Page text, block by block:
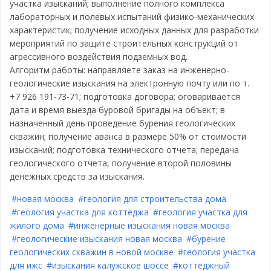
участка изысканий; выполнение полного комплекса
лабораторных и полевых испытаний физико-механических
характеристик; получение исходных данных для разработки
мероприятий по защите строительных конструкций от
агрессивного воздействия подземных вод.
Алгоритм работы: направляете заказ на инженерно-
геологические изыскания на электронную почту или по т.
+7 926 191-73-71; подготовка договора; оговаривается
дата и время выезда буровой бригады на объект; в
назначенный день проведение бурения геологических
скважин; получение аванса в размере 50% от стоимости
изысканий; подготовка технического отчета; передача
геологического отчета, получение второй половины
денежных средств за изыскания.
#новая москва #геология для строительства дома
#геология участка для коттеджа #геология участка для
жилого дома #инженерные изыскания новая москва
#геологические изыскания новая москва #бурение
геологических скважин в новой москве #геология участка
для ижс #изыскания калужское шоссе #коттеджный